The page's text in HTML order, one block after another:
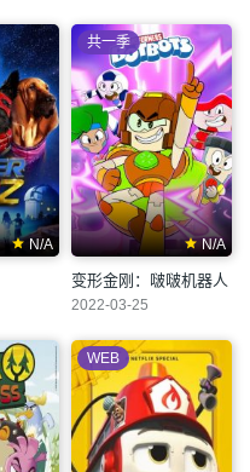
N/A N/A
共一季
变形金刚：啵啵机器人
2022-03-25
WEB